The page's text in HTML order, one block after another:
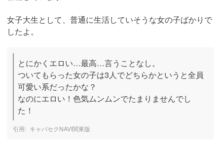
女子大生として、普通に生活していそうな女の子ばかりで
したよ。
とにかくエロい…最高…言うことなし。
ついてもらった女の子は3人でどちらかというと全員
可愛い系だったかな？
なのにエロい！色気ムンムンでたまりませんでし
た！
キャバセクNAVI関東版